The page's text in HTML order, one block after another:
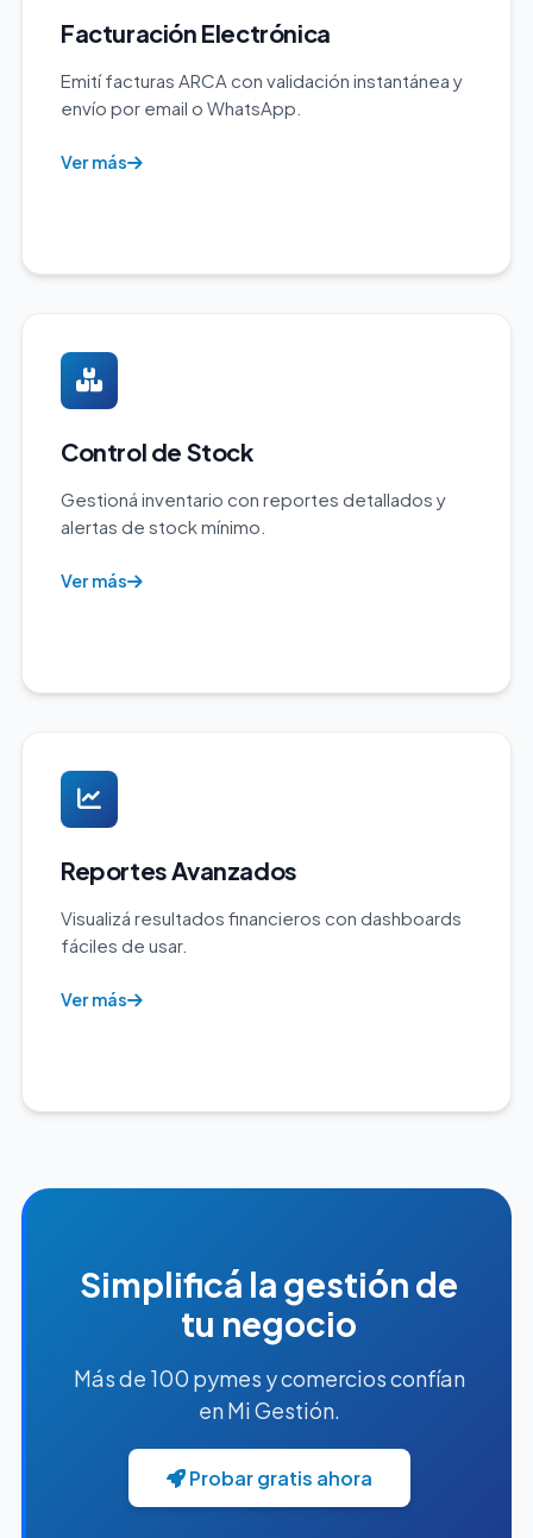
Facturación Electrónica
Emití facturas ARCA con validación instantánea y
envío por email o WhatsApp.
Ver más
Control de Stock
Gestioná inventario con reportes detallados y
alertas de stock mínimo.
Ver más
Reportes Avanzados
Visualizá resultados financieros con dashboards
fáciles de usar.
Ver más
Simplificá la gestión de
tu negocio
Más de 100 pymes y comercios confían
en Mi Gestión.
Probar gratis ahora